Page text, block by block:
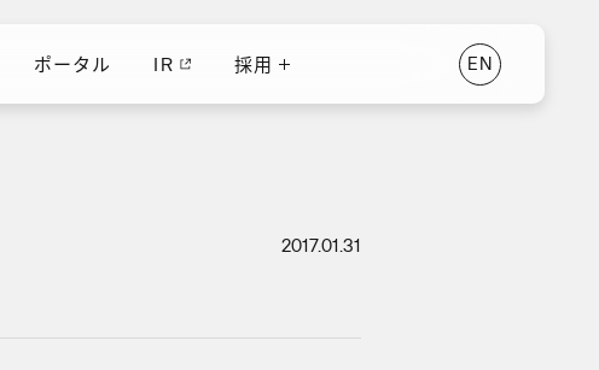
ポータル
IR
採用
EN
EN
2017.01.31